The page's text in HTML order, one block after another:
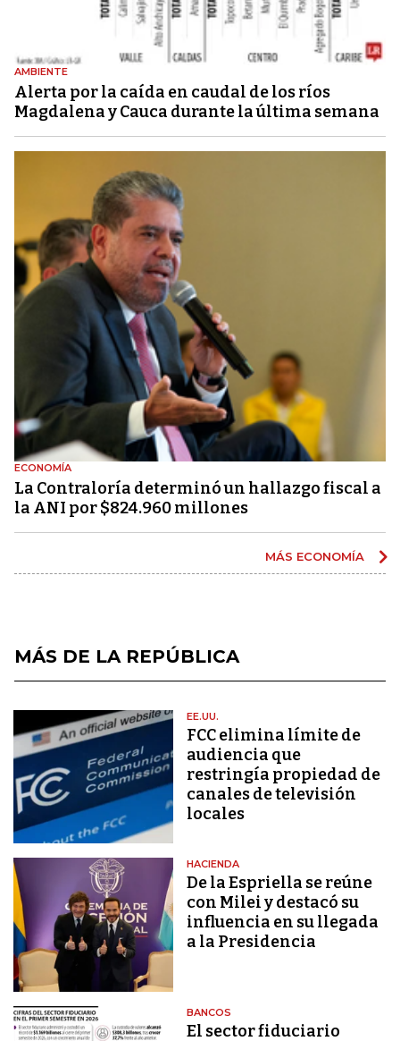
AMBIENTE
Alerta por la caída en caudal de los ríos
Magdalena y Cauca durante la última semana
ECONOMÍA
La Contraloría determinó un hallazgo fiscal a
la ANI por $824.960 millones
MÁS ECONOMÍA
MÁS DE LA REPÚBLICA
EE.UU.
FCC elimina límite de
audiencia que
restringía propiedad de
canales de televisión
locales
HACIENDA
De la Espriella se reúne
con Milei y destacó su
influencia en su llegada
a la Presidencia
BANCOS
El sector fiduciario